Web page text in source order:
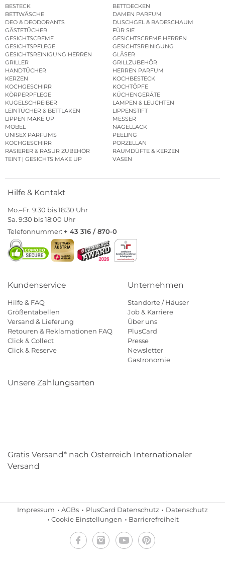
BESTECK
BETTDECKEN
BETTWÄSCHE
DAMEN PARFUM
DEO & DEODORANTS
DUSCHGEL & BADESCHAUM
GÄSTETÜCHER
FÜR SIE
GESICHTSCREME
GESICHTSCREME HERREN
GESICHTSPFLEGE
GESICHTSREINIGUNG
GESICHTSREINIGUNG HERREN
GLÄSER
GRILLER
GRILLZUBEHÖR
HANDTÜCHER
HERREN PARFUM
KERZEN
KOCHBESTECK
KOCHGESCHIRR
KOCHTÖPFE
KÖRPERPFLEGE
KÜCHENGERÄTE
KUGELSCHREIBER
LAMPEN & LEUCHTEN
LEINTÜCHER & BETTLAKEN
LIPPENSTIFT
LIPPEN MAKE UP
MESSER
MÖBEL
NAGELLACK
UNISEX PARFUMS
PEELING
KOCHGESCHIRR
PORZELLAN
RASIERER & RASUR ZUBEHÖR
RAUMDÜFTE & KERZEN
TEINT | GESICHTS MAKE UP
VASEN
Hilfe & Kontakt
Mo.–Fr. 9:30 bis 18:30 Uhr
Sa. 9:30 bis 18:00 Uhr
Telefonnummer: + 43 316 / 870-0
Kundenservice
Hilfe & FAQ
Größentabellen
Versand & Lieferung
Retouren & Reklamationen FAQ
Click & Collect
Click & Reserve
Unternehmen
Standorte / Häuser
Job & Karriere
Über uns
PlusCard
Presse
Newsletter
Gastronomie
Unsere Zahlungsarten
Gratis Versand* nach Österreich Internationaler
Versand
Impressum AGBs PlusCard Datenschutz
Datenschutz
Cookie Einstellungen
Barrierefreiheit